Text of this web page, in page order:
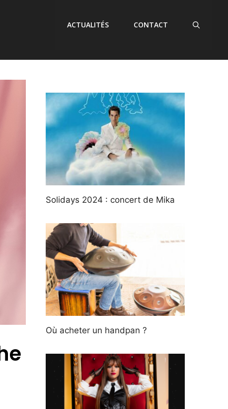
ACTUALITÉS CONTACT
Solidays 2024 : concert de Mika
Où acheter un handpan ?